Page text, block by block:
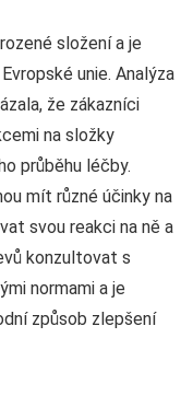
složení a je
unie. Analýza
že zákazníci
na složky
průběhu léčby.
mít různé účinky na
svou reakci na ně a
konzultovat s
normami a je
způsob zlepšení